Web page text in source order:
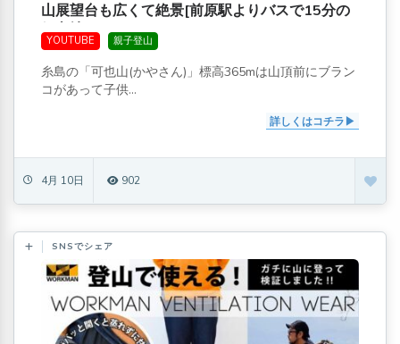
山展望台も広くて絶景[前原駅よりバスで15分の
好立地]
YOUTUBE 親子登山
糸島の「可也山(かやさん)」標高365mは山頂前にブラン
コがあって子供...
詳しくはコチラ
4月 10日 902
SNSでシェア